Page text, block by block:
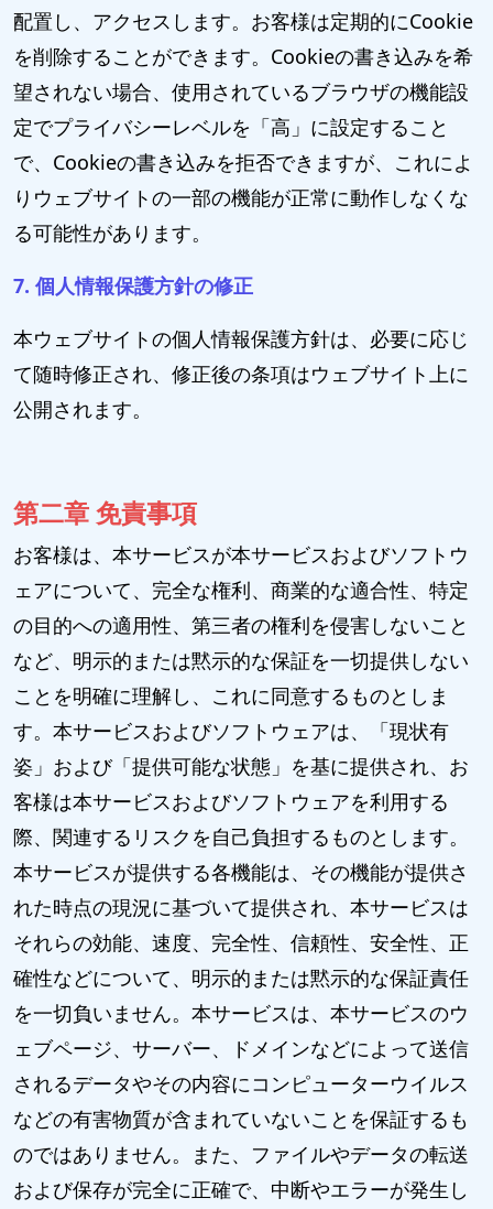
配置し、アクセスします。お客様は定期的にCookie
を削除することができます。Cookieの書き込みを希
望されない場合、使用されているブラウザの機能設
定でプライバシーレベルを「高」に設定すること
で、Cookieの書き込みを拒否できますが、これによ
りウェブサイトの一部の機能が正常に動作しなくな
る可能性があります。
7. 個人情報保護方針の修正
本ウェブサイトの個人情報保護方針は、必要に応じ
て随時修正され、修正後の条項はウェブサイト上に
公開されます。
第二章 免責事項
お客様は、本サービスが本サービスおよびソフトウ
ェアについて、完全な権利、商業的な適合性、特定
の目的への適用性、第三者の権利を侵害しないこと
など、明示的または黙示的な保証を一切提供しない
ことを明確に理解し、これに同意するものとしま
す。本サービスおよびソフトウェアは、「現状有
姿」および「提供可能な状態」を基に提供され、お
客様は本サービスおよびソフトウェアを利用する
際、関連するリスクを自己負担するものとします。
本サービスが提供する各機能は、その機能が提供さ
れた時点の現況に基づいて提供され、本サービスは
それらの効能、速度、完全性、信頼性、安全性、正
確性などについて、明示的または黙示的な保証責任
を一切負いません。本サービスは、本サービスのウ
ェブページ、サーバー、ドメインなどによって送信
されるデータやその内容にコンピューターウイルス
などの有害物質が含まれていないことを保証するも
のではありません。また、ファイルやデータの転送
および保存が完全に正確で、中断やエラーが発生し